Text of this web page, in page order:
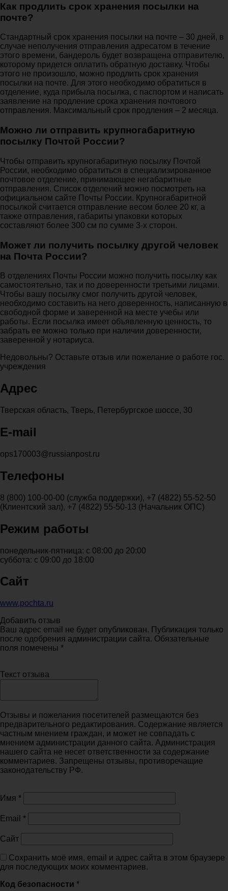
Как продлить срок хранения посылки на
почте?
Стандартный срок хранения посылки на почте – 30 дней, в
случае неполучения отправления адресатом в течение
этого времени, бандероль будет возвращена отправителю,
которому придется оплатить обратную доставку. Чтобы
этого не произошло, можно продлить срок хранения
посылки на почте. Для этого необходимо обратиться в
отделение, куда прибыла посылка, с паспортом и написать
заявление на продление срока хранения почтового
отправления. Максимальный срок продления – 2 месяца.
Можно ли отправить крупногабаритную
посылку Почтой России?
Чтобы отправить крупногабаритную посылку Почтой
России, необходимо обратиться в специализированное
почтовое отделение, принимающее негабаритные
отправления. Список отделений можно посмотреть на
официальном сайте Почты России. Крупногабаритной
посылкой считается отправление весом более 20 кг, а
также отправления, габариты упаковки которых
составляют более 300 см по сумме 3-х сторон.
Может ли получить посылку другой человек
на Почта России?
В отделениях Почты России можно получить посылку как
самостоятельно, так и по доверенности третьими лицами.
Чтобы вашу посылку смог получить другой человек,
необходимо составить на него доверенность, написанную в
свободной форме и заверенной на месте учебы или
работы. Если посылка имеет объявленную ценность, то
забрать ее можно только при наличии доверенности,
заверенной у нотариуса.
Недовольны? Оставьте отзыв или пожелание о работе гос.
учреждения
Адрес
Тверская область, Тверь, Петербургское шоссе, 30
E-mail
ops170003@russianpost.ru
Телефоны
8 (800) 100-00-00 (служба поддержки), +7 (4822) 55-52-50
(Клиентский зал), +7 (4822) 55-50-13 (Начальник ОПС)
Режим работы
понедельник-пятница: с 08:00 до 20:00
суббота: с 09:00 до 18:00
Сайт
www.pochta.ru
Добавить отзыв
Ваш адрес email не будет опубликован. Публикация только
после одобрения администрации сайта. Обязательные
поля помечены *
Текст отзыва
Отзывы и пожелания посетителей размещаются без
предварительного редактирования. Содержание является
частным мнением граждан, и может не совпадать с
мнением администрации данного сайта. Администрация
нашего сайта не несет ответственности за содержание
комментариев. Запрещены отзывы, противоречащие
законодательству РФ.
Имя *
Email *
Сайт
Сохранить моё имя, email и адрес сайта в этом браузере
для последующих моих комментариев.
Код безопасности *